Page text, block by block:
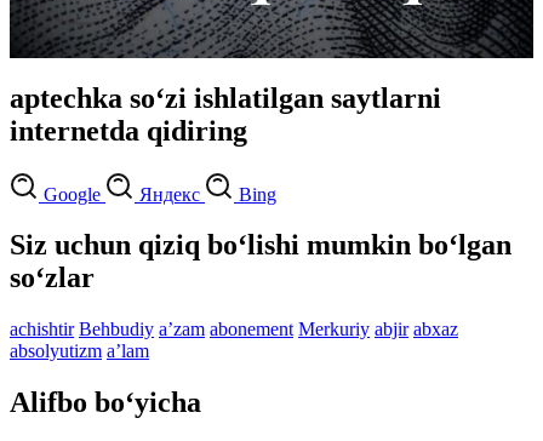
aptechka so‘zi ishlatilgan saytlarni
internetda qidiring
Google Яндекс Bing
Siz uchun qiziq bo‘lishi mumkin bo‘lgan
so‘zlar
achishtir Behbudiy aʼzam abonement Merkuriy abjir abxaz
absolyutizm aʼlam
Alifbo bo‘yicha